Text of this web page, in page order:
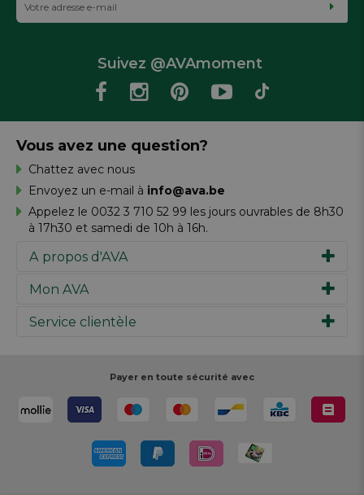
Suivez @AVAmoment
A propos d'AVA
Notre histoire
Travailler chez AVA
Mon AVA
Inspiration
Réalisez votre création
Rédiger un commentaire
Service clientèle
Votre paiement
Votre livraison
Retour
Rappels de produits
Vous avez une question?
Chattez avec nous
Envoyez un e-mail à info@ava.be
Appelez le 0032 3 710 52 99 les jours ouvrables de 8h30
à 17h30 et samedi de 10h à 16h.
Payer en toute sécurité avec